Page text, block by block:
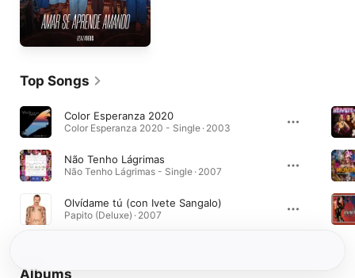
Top Songs
Color Esperanza 2020
Color Esperanza 2020 - Single · 2003
Não Tenho Lágrimas
Não Tenho Lágrimas - Single · 2007
Olvídame tú (con Ivete Sangalo)
Papito (Deluxe) · 2007
Albums